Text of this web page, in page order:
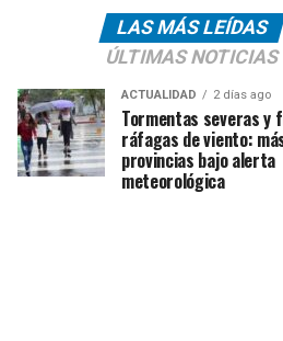
LAS MÁS LEÍDAS
ÚLTIMAS NOTICIAS
ACTUALIDAD 2 días ago
Tormentas severas y
ráfagas de viento:
provincias bajo alerta
meteorológica